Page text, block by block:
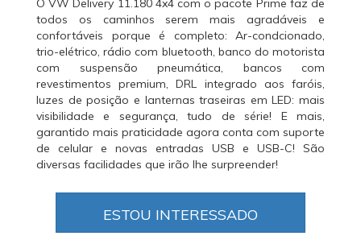
O VW Delivery 11.180 4x4 com o pacote Prime faz de
todos os caminhos serem mais agradáveis e
confortáveis porque é completo: Ar-condcionado,
trio-elétrico, rádio com bluetooth, banco do motorista
com suspensão pneumática, bancos com
revestimentos premium, DRL integrado aos faróis,
luzes de posição e lanternas traseiras em LED: mais
visibilidade e segurança, tudo de série! E mais,
garantido mais praticidade agora conta com suporte
de celular e novas entradas USB e USB-C! São
diversas facilidades que irão lhe surpreender!
ESTOU INTERESSADO